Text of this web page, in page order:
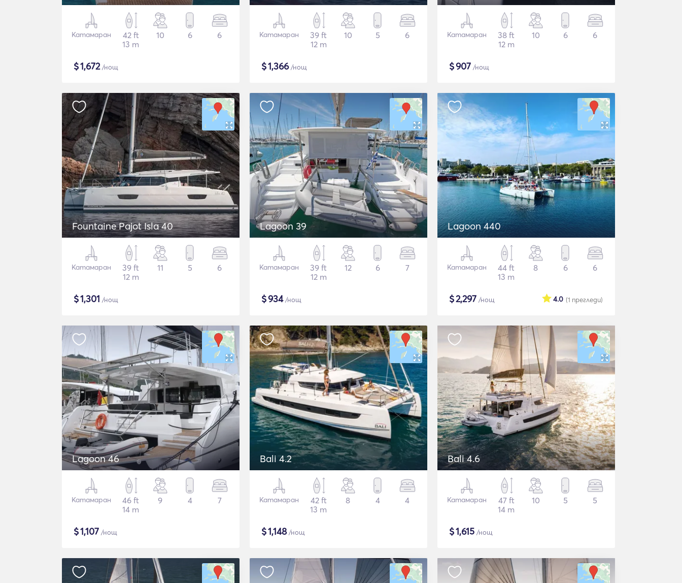
Катамаран
42 ft
13 m
10 6 6
$1,672/нощ
Катамаран
39 ft
12 m
10 5 6
$1,366/нощ
Катамаран
38 ft
12 m
10 6 6
$907 /нощ
Fountaine Pajot Isla 40
Катамаран
39 ft
12 m
11 5 6
$1,301 /нощ
Lagoon 39
Катамаран
39 ft
12 m
12 6 7
$934/нощ
Lagoon 440
Катамаран
44 ft
13 m
8 6 6
$2,297 /нощ (1 прегледи)
4.0
Lagoon 46
Катамаран
46 ft
14 m
9 4 7
$1,107 /нощ
Bali 4.2
Катамаран
42 ft
13 m
8 4 4
$1,148/нощ
Bali 4.6
Катамаран
47 ft
14 m
10 5 5
$1,615 /нощ